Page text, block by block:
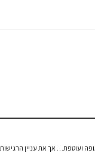
מגיל 7, מתנסה ומתלהבת , אופה ועוטפת… אך את עניין